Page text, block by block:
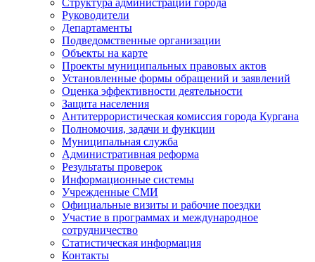
Структура администрации города
Руководители
Департаменты
Подведомственные организации
Объекты на карте
Проекты муниципальных правовых актов
Установленные формы обращений и заявлений
Оценка эффективности деятельности
Защита населения
Антитеррористическая комиссия города Кургана
Полномочия, задачи и функции
Муниципальная служба
Административная реформа
Результаты проверок
Информационные системы
Учрежденные СМИ
Официальные визиты и рабочие поездки
Участие в программах и международное
сотрудничество
Статистическая информация
Контакты